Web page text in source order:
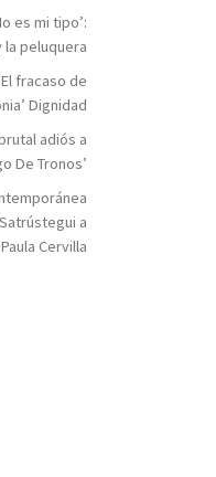
es mi tipo’:
peluquera
El fracaso de
Dignidad
adiós a
De Tronos’
a
Paula Cervilla